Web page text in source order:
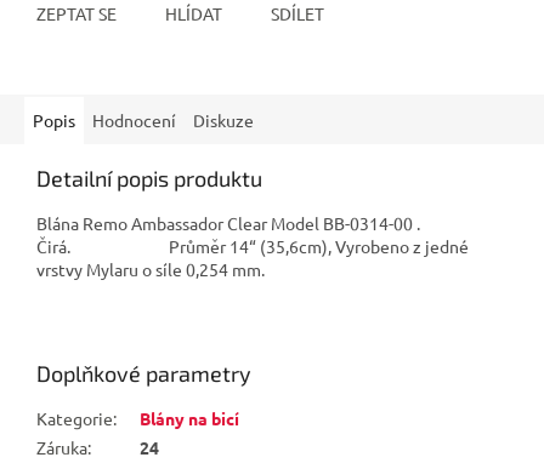
ZEPTAT SE HLÍDAT SDÍLET
Popis Hodnocení Diskuze
Detailní popis produktu
Blána Remo Ambassador Clear Model BB-0314-00 .
Čirá. Průměr 14“ (35,6cm), Vyrobeno z jedné
vrstvy Mylaru o síle 0,254 mm.
Doplňkové parametry
Kategorie:
Blány na bicí
Záruka:
24